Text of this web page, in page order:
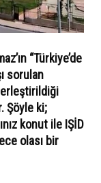
“Türkiye’de
sorulan
Şöyle ki;
konut ile IŞİD
olası bir